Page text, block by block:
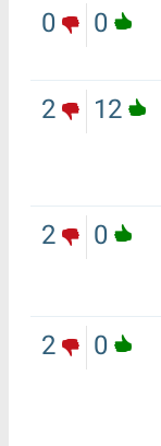
0
0
12
2
0
2
0
2